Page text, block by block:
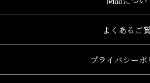
よくあるご
プライバシーポ